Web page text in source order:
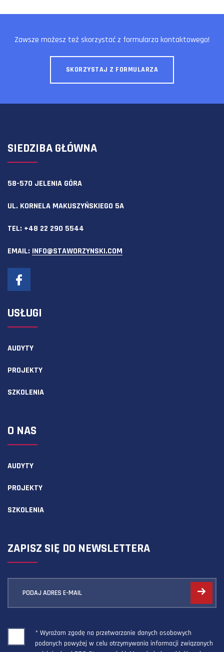
Zawsze możesz też skorzystać z formularza kontaktowego!
SKORZYSTAJ Z FORMULARZA
SIEDZIBA GŁÓWNA
58-570 JELENIA GÓRA
UL. KORNELA MAKUSZYŃSKIEGO 5A
TEL: +48 22 290 5544
EMAIL: INFO@STAWORZYNSKI.COM
USŁUGI
AUDYTY
PROJEKTY
SZKOLENIA
O NAS
AUDYTY
PROJEKTY
SZKOLENIA
ZAPISZ SIĘ DO NEWSLETTERA
PODAJ ADRES E-MAIL
* Wyrażam zgodę na przetwarzanie danych osobowych
podanych powyżej w celu otrzymywania informacji związanych